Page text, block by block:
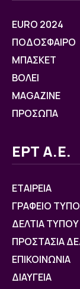
EURO 2024
ΠΟΔΟΣΦΑΙΡΟ
ΜΠΑΣΚΕΤ
ΒOΛΕΙ
MAGAZINE
ΠΡΟΣΩΠΑ
ΕΡΤ Α.Ε.
ΕΤΑΙΡΕΙΑ
ΓΡΑΦΕΙΟ
ΔΕΛΤΙΑ ΤΥΠΟΥ
ΠΡΟΣΤΑΣΙΑ
ΕΠΙΚΟΙΝΩΝΙΑ
ΔΙΑΥΓΕΙΑ